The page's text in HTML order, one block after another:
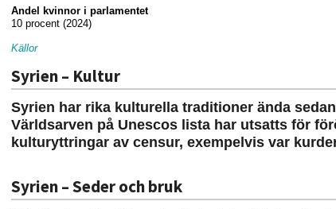
Andel kvinnor i parlamentet
10 procent (2024)
Källor
Syrien – Kultur
Syrien har rika kulturella traditioner ända
Världsarven på Unescos lista har utsatts för
kulturyttringar av censur, exempelvis var
Syrien – Seder och bruk